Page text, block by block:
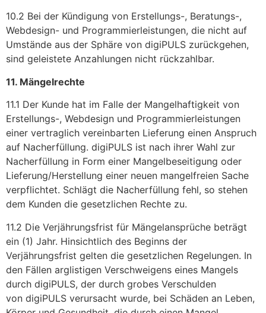
10.2 Bei der Kündigung von Erstellungs-, Beratungs-,
Webdesign- und Programmierleistungen, die nicht auf
Umstände aus der Sphäre von digiPULS zurückgehen,
sind geleistete Anzahlungen nicht rückzahlbar.
11. Mängelrechte
11.1 Der Kunde hat im Falle der Mangelhaftigkeit von
Erstellungs-, Webdesign und Programmierleistungen
einer vertraglich vereinbarten Lieferung einen Anspruch
auf Nacherfüllung. digiPULS ist nach ihrer Wahl zur
Nacherfüllung in Form einer Mangelbeseitigung oder
Lieferung/Herstellung einer neuen mangelfreien Sache
verpflichtet. Schlägt die Nacherfüllung fehl, so stehen
dem Kunden die gesetzlichen Rechte zu.
11.2 Die Verjährungsfrist für Mängelansprüche beträgt
ein (1) Jahr. Hinsichtlich des Beginns der
Verjährungsfrist gelten die gesetzlichen Regelungen. In
den Fällen arglistigen Verschweigens eines Mangels
durch digiPULS, der durch grobes Verschulden
von digiPULS verursacht wurde, bei Schäden an Leben,